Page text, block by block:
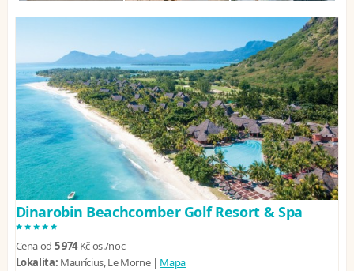
Dinarobin Beachcomber Golf Resort & Spa
*****
Cena od 5 974Kčos./noc
Lokalita: Maurícius, Le Morne | Mapa